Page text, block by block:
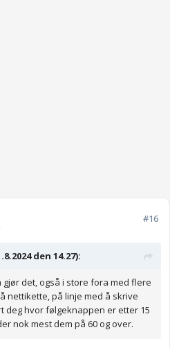
#16
den 14.27):
det, også i store fora med flere
nettikette, på linje med å skrive
deg hvor følgeknappen er etter 15
nok mest dem på 60 og over.